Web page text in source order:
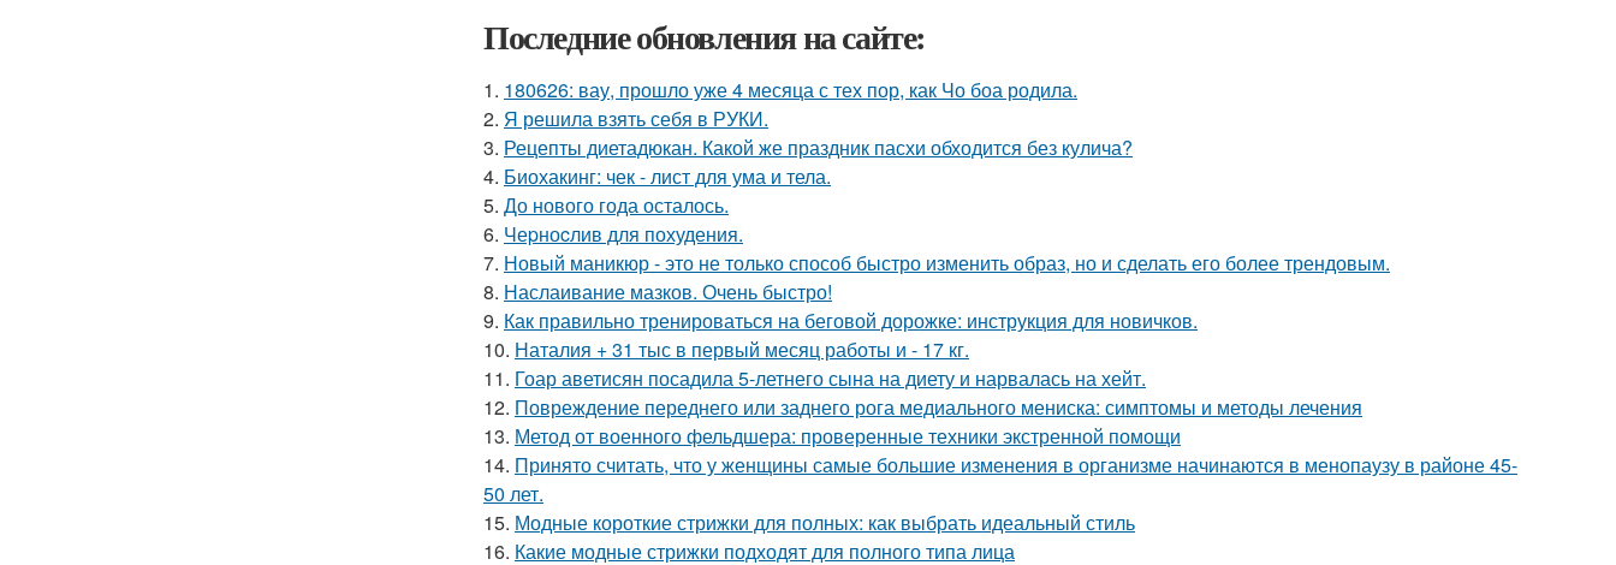
Последние обновления на сайте:
1. 180626: вау, прошло уже 4 месяца с тех пор, как Чо боа родила.
2. Я решила взять себя в РУКИ.
3. Рецепты диетадюкан. Какой же праздник пасхи обходится без кулича?
4. Биохакинг: чек - лист для ума и тела.
5. До нового года осталось.
6. Чеpноcлив для похудения.
7. Новый маникюр - это не только способ быстро изменить образ, но и сделать его более трендовым.
8. Наслаивание мазков. Очень быстро!
9. Как правильно тренироваться на беговой дорожке: инструкция для новичков.
10. Наталия + 31 тыс в первый месяц работы и - 17 кг.
11. Гоар аветисян посадила 5-летнего сына на диету и нарвалась на хейт.
12. Повреждение переднего или заднего рога медиального мениска: симптомы и методы лечения
13. Метод от военного фельдшера: проверенные техники экстренной помощи
14. Принято считать, что у женщины самые большие изменения в организме начинаются в менопаузу в районе 45-
50 лет.
15. Модные короткие стрижки для полных: как выбрать идеальный стиль
16. Какие модные стрижки подходят для полного типа лица